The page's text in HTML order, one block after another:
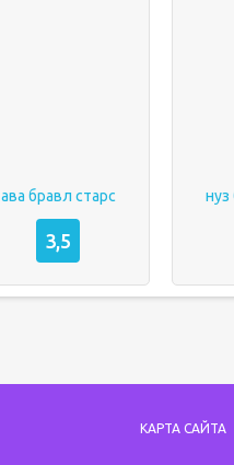
ава бравл старс
3,5
нуз
КАРТА САЙТА